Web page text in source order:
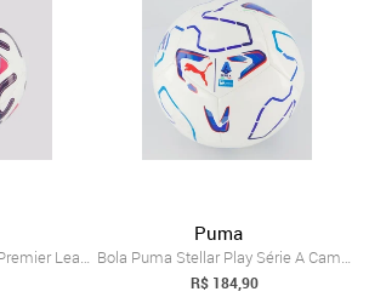
Mini Bola Puma Stellar Premier League Re...
Puma
Bola Puma Stellar Play Série A Campo Bra...
R$ 184,90